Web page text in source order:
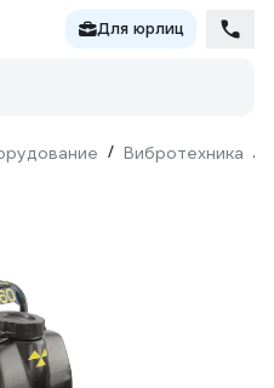
Для юрлиц
/ Вибротехника /